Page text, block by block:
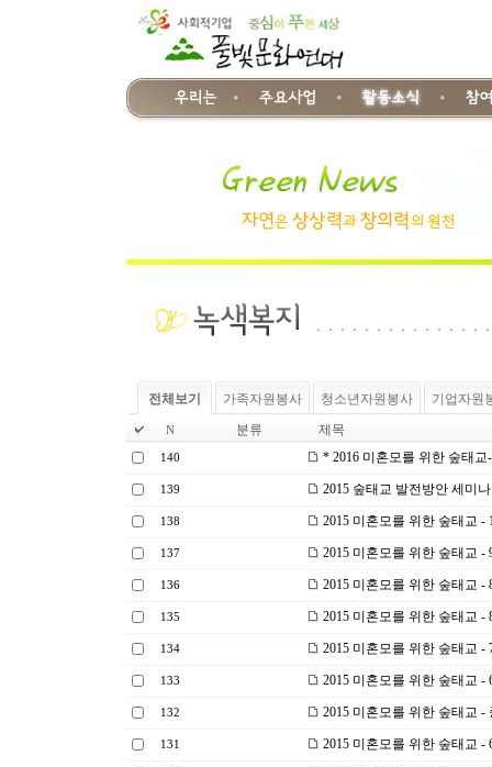
전체보기 가족자원봉사 청소년자원봉사 기업자원
N 분류 제목
140 * 2016 미혼모를 위한 숲태교
139 2015 숲태교 발전방안 세미
138 2015 미혼모를 위한 숲태교 -
137 2015 미혼모를 위한 숲태교 -
136 2015 미혼모를 위한 숲태교 -
135 2015 미혼모를 위한 숲태교
134 2015 미혼모를 위한 숲태교 -
133 2015 미혼모를 위한 숲태교 -
132 2015 미혼모를 위한 숲태교 -
131 2015 미혼모를 위한 숲태교